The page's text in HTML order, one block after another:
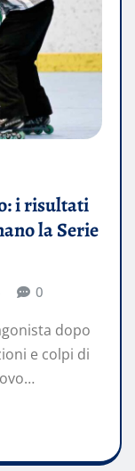
i risultati
la Serie
0
dopo
e colpi di